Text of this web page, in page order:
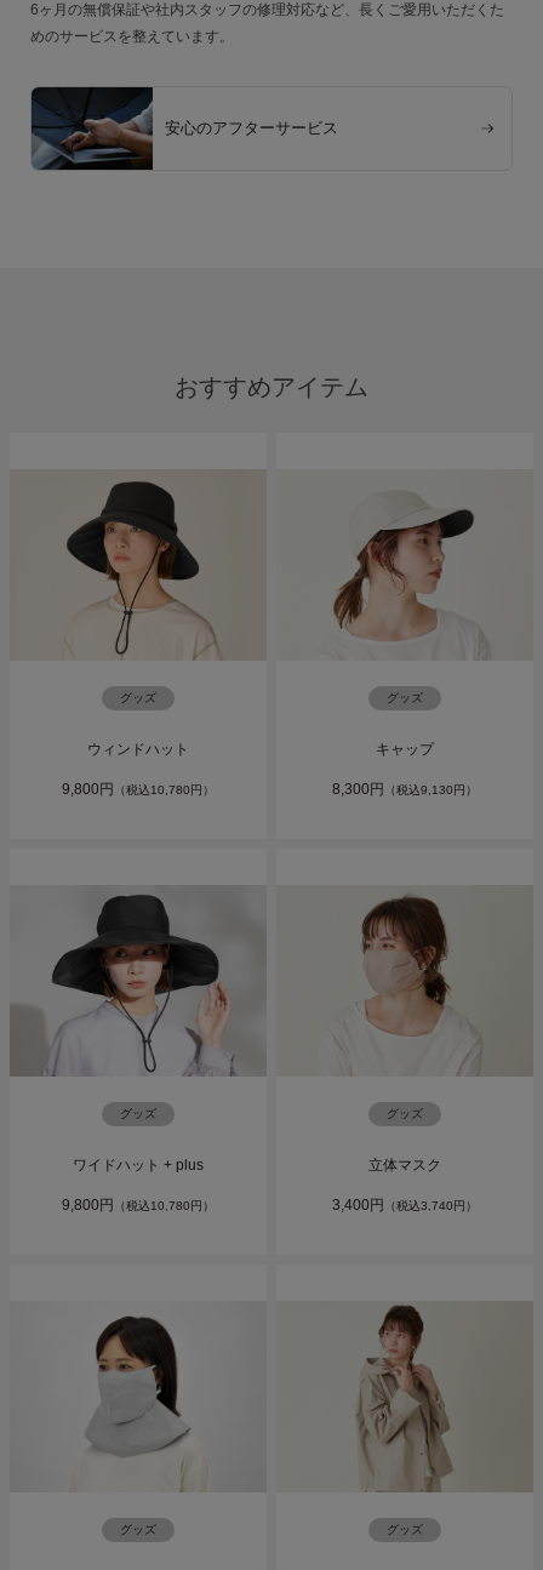
6ヶ月の無償保証や社内スタッフの修理対応など、長くご愛用いただくた
めのサービスを整えています。
安心のアフターサービス
おすすめアイテム
グッズ
ウィンドハット
9,800円 （税込10,780円）
グッズ
キャップ
8,300円 （税込9,130円）
グッズ
ワイドハット + plus
9,800円 （税込10,780円）
グッズ
立体マスク
3,400円 （税込3,740円）
グッズ グッズ